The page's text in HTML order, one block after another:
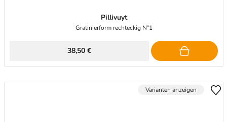
Pillivuyt
Gratinierform rechteckig N°1
38,50 €
Varianten anzeigen